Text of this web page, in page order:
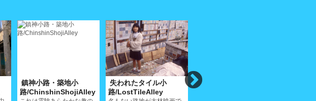
鎮神小路・築地小
路/ChinshinShojiAlley
失われたタイル小
路/LostTileAlley
昭和通